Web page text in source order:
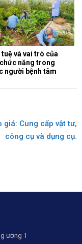
và vai trò của
năng trong
người bệnh tâm
giá: Cung cấp vật tư,
công cụ và dụng cụ.
ương 1